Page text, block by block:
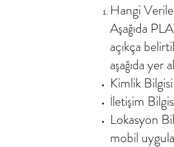
Hangi
Aşağıda
açıkça
aşağıda yer
Kimlik
İletişim
Lokasyon
mobil